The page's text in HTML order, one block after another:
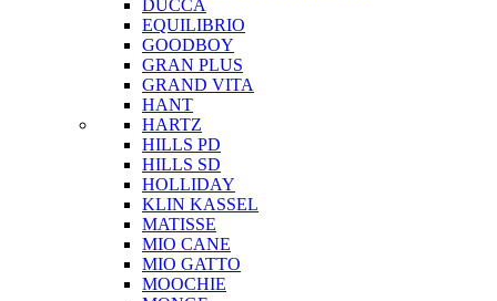
DUCCA
EQUILIBRIO
GOODBOY
GRAN PLUS
GRAND VITA
HANT
HARTZ
HILLS PD
HILLS SD
HOLLIDAY
KLIN KASSEL
MATISSE
MIO CANE
MIO GATTO
MOOCHIE